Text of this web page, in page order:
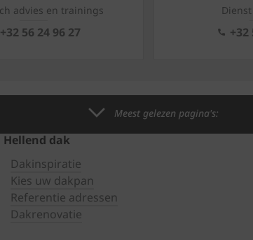
advies en trainings
+32 56 24 96 27 +32
Meest gelezen pagina's:
Hellend dak
Dakinspiratie
Kies uw dakpan
Referentie adressen
Dakrenovatie